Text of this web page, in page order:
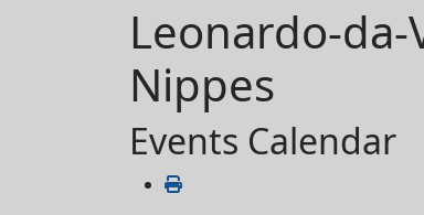
Leonardo-
Nippes
Events Calendar